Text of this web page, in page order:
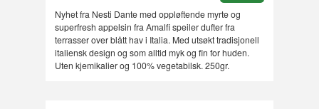
Nyhet fra Nesti Dante med oppløftende myrte og
superfresh appelsin fra Amalfi speiler dufter fra
terrasser over blått hav i Italia. Med utsøkt tradisjonell
italiensk design og som alltid myk og fin for huden.
Uten kjemikalier og 100% vegetabilsk. 250gr.